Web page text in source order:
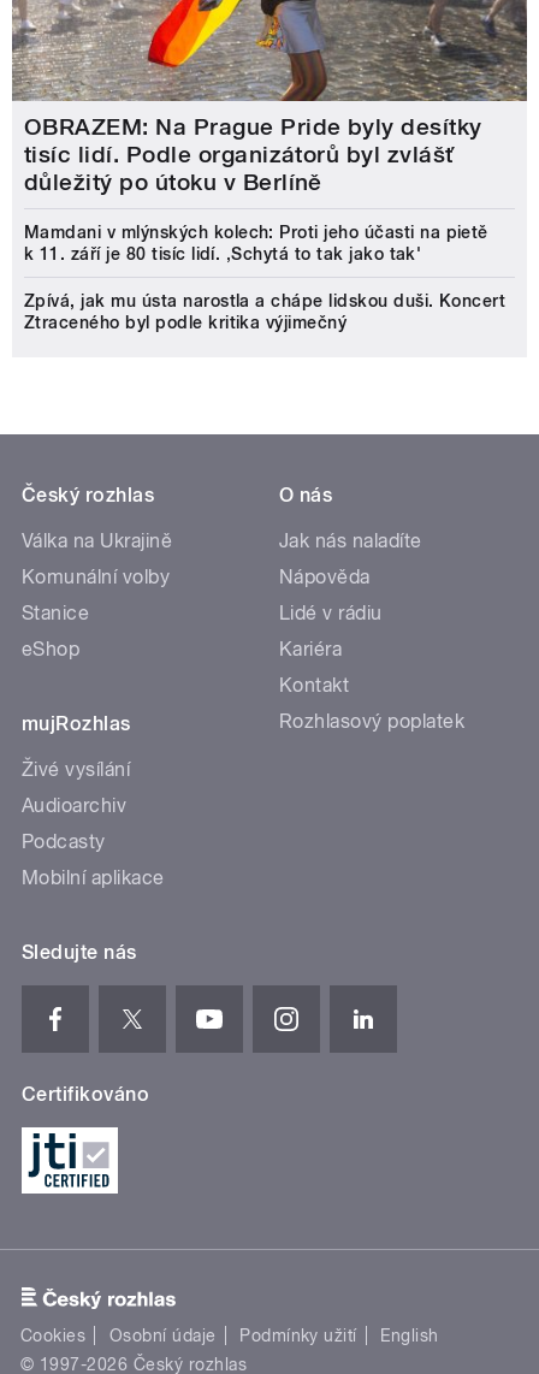
OBRAZEM: Na Prague Pride byly desítky
tisíc lidí. Podle organizátorů byl zvlášť
důležitý po útoku v Berlíně
Mamdani v mlýnských kolech: Proti jeho účasti na pietě
k 11. září je 80 tisíc lidí. ‚Schytá to tak jako tak'
Zpívá, jak mu ústa narostla a chápe lidskou duši. Koncert
Ztraceného byl podle kritika výjimečný
Český rozhlas
Válka na Ukrajině
Komunální volby
Stanice
eShop
mujRozhlas
Živé vysílání
Audioarchiv
Podcasty
Mobilní aplikace
O nás
Jak nás naladíte
Nápověda
Lidé v rádiu
Kariéra
Kontakt
Rozhlasový poplatek
Sledujte nás
Certifikováno
Cookies Osobní údaje Podmínky užití
English
© 1997-2026 Český rozhlas